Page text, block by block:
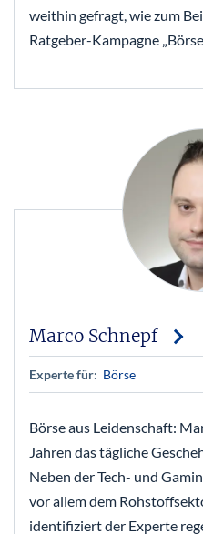
weithin gefragt, wie zum
Ratgeber-Kampagne
Marco Schnepf
Experte für: Börse
Börse aus Leidenschaft:
Jahren das tägliche
Neben der Tech- und
vor allem dem
identifiziert der Experte